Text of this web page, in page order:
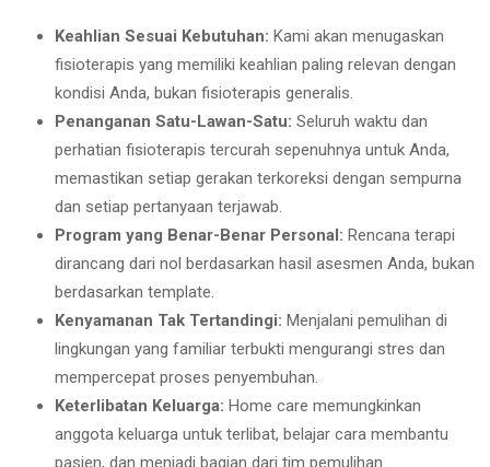
Keahlian Sesuai Kebutuhan: Kami akan menugaskan
fisioterapis yang memiliki keahlian paling relevan dengan
kondisi Anda, bukan fisioterapis generalis.
Penanganan Satu-Lawan-Satu: Seluruh waktu dan
perhatian fisioterapis tercurah sepenuhnya untuk Anda,
memastikan setiap gerakan terkoreksi dengan sempurna
dan setiap pertanyaan terjawab.
Program yang Benar-Benar Personal: Rencana terapi
dirancang dari nol berdasarkan hasil asesmen Anda, bukan
berdasarkan template.
Kenyamanan Tak Tertandingi: Menjalani pemulihan di
lingkungan yang familiar terbukti mengurangi stres dan
mempercepat proses penyembuhan.
Keterlibatan Keluarga: Home care memungkinkan
anggota keluarga untuk terlibat, belajar cara membantu
pasien, dan menjadi bagian dari tim pemulihan.